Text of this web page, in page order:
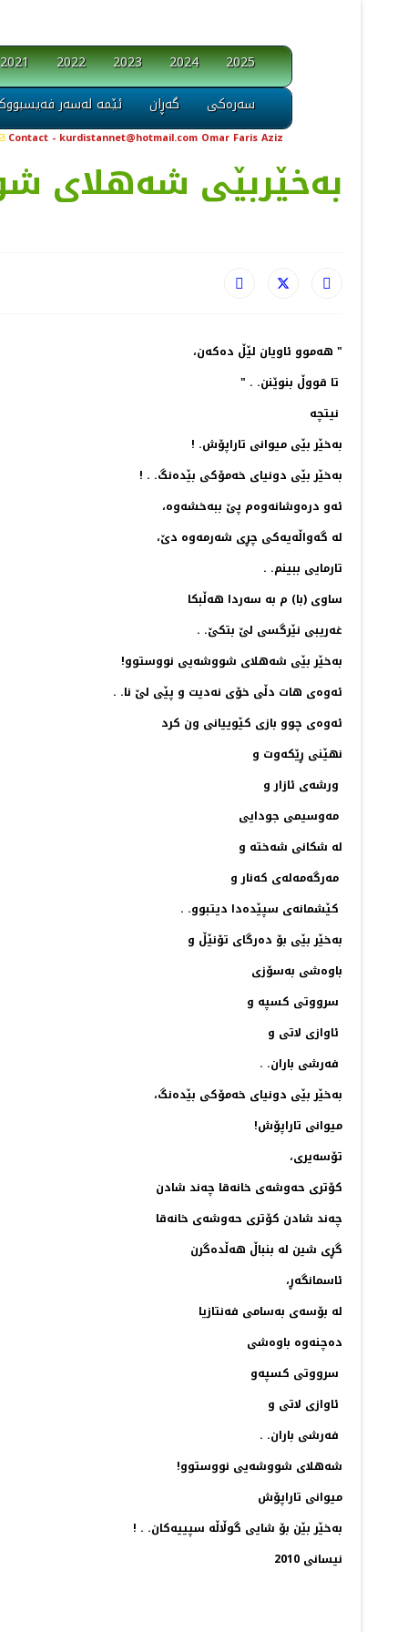
2021 2022 2023 2024
2025
ئێمە لەسەر گەڕان سەرەکی
Contact - kurdistannet@hotmail.com Omar Faris Aziz
به‌خێربێی شه‌هلای
" هه‌موو ئاویان لێڵ ده‌كه‌ن،
تا قووڵ بنوێنن. . "
نیتچه‌
به‌خێر بێی میوانی تاراپۆش. !
به‌خێر بێی دونیای خه‌مۆكی بێده‌نگ. . !
ئه‌و دره‌وشانه‌وه‌م پێ ببه‌خشه‌وه‌،
له‌ گه‌واڵه‌یه‌كی چڕی شه‌رمه‌وه‌ دێ،
تارمایی ببینم. .
ساوی (با) م به‌ سه‌ردا هه‌ڵبكا
غه‌ریبی نێرگسی لێ بتكێ. .
به‌خێر بێی شه‌هلای شووشه‌یی نووستوو!
ئه‌وه‌ی هات دڵی خۆی نه‌دیت و پێی لێ نا. .
ئه‌وه‌ی چوو بازی كێوییانی ون كرد
نهێنی ڕێكه‌وت و
ورشه‌ی ئازار و
مه‌وسیمی جودایی
له‌ شكانی شه‌خته‌ و
مه‌رگه‌مه‌له‌ی كه‌نار و
كێشمانه‌ی سپێده‌دا دیتبوو. .
به‌خێر بێی بۆ ده‌رگای تۆنێڵ و
باوه‌شی به‌سۆزی
سرووتی كسپه‌ و
ئاوازی لاتی و
فه‌رشی باران. .
به‌خێر بێی دونیای خه‌مۆكی بێده‌نگ،
میوانی تاراپۆش!
تۆسه‌یری،
كۆتری حه‌وشه‌ی خانه‌قا چه‌ند شادن
چه‌ند شادن كۆتری حه‌وشه‌ی خانه‌قا
گڕی شین له‌ بنباڵ هه‌ڵده‌گرن
ئاسمانگه‌ڕ،
له‌ بۆسه‌ی به‌سامی فه‌نتازیا
ده‌چنه‌وه‌ باوه‌شی
سرووتی كسپه‌و
ئاوازی لاتی و
فه‌رشی باران. .
شه‌هلای شووشه‌یی نووستوو!
میوانی تاراپۆش
به‌خێر بێن بۆ شایی گوڵاڵه‌ سپییه‌كان. . !
نیسانی 2010